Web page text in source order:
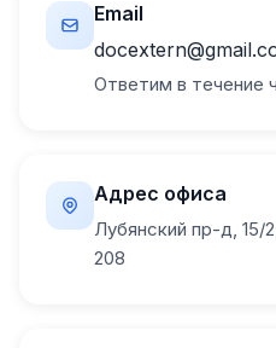
Email
Ответим в течение
Адрес офиса
Лубянский пр-д, 15/
208